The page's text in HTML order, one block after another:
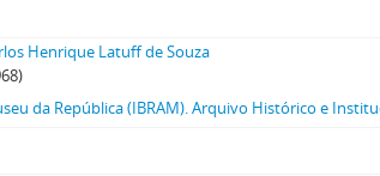
Henrique Latuff de Souza
da República (IBRAM). Arquivo Histórico e